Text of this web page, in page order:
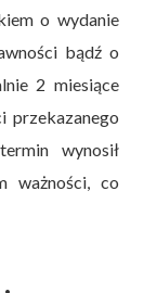
o wydanie
bądź o
2 miesiące
przekazanego
wynosił
ważności, co